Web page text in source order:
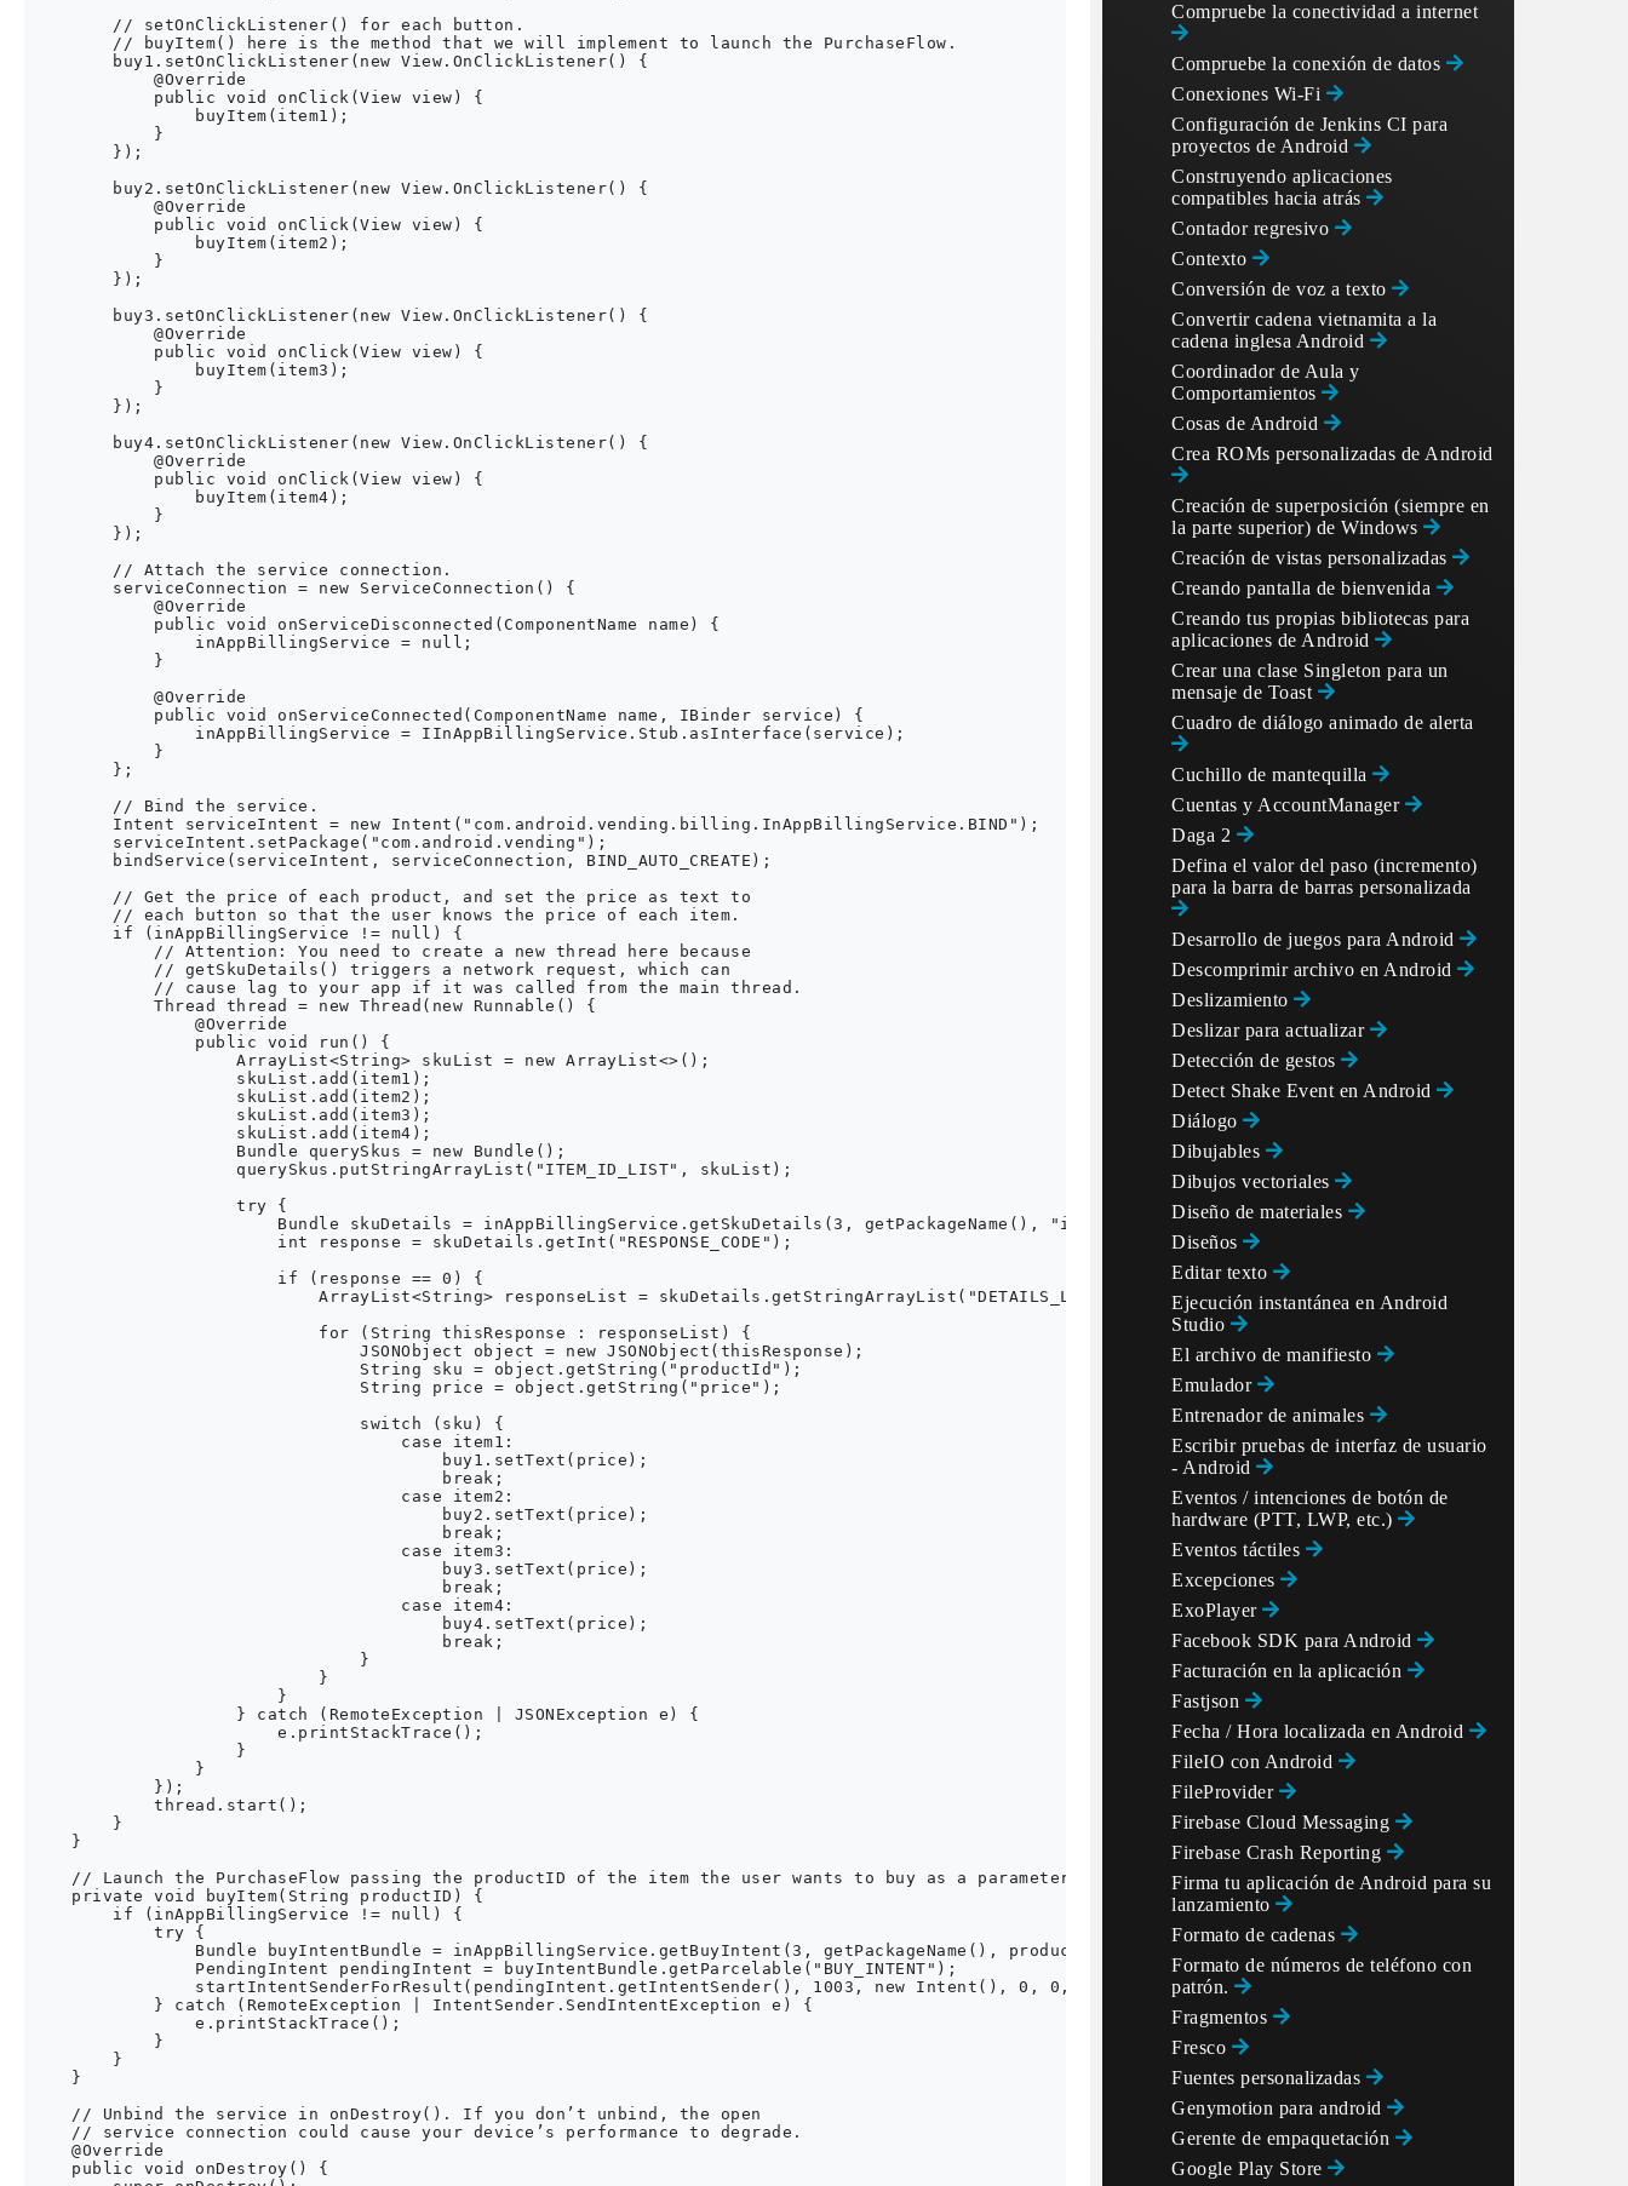
        // setOnClickListener() for each button.
        // buyItem() here is the method that we will implement to launch the PurchaseFlow.
        buy1.setOnClickListener(new View.OnClickListener() {
            @Override
            public void onClick(View view) {
                buyItem(item1);
            }
        });
        buy2.setOnClickListener(new View.OnClickListener() {
            @Override
            public void onClick(View view) {
                buyItem(item2);
            }
        });
        buy3.setOnClickListener(new View.OnClickListener() {
            @Override
            public void onClick(View view) {
                buyItem(item3);
            }
        });
        buy4.setOnClickListener(new View.OnClickListener() {
            @Override
            public void onClick(View view) {
                buyItem(item4);
            }
        });
        // Attach the service connection.
        serviceConnection = new ServiceConnection() {
            @Override
            public void onServiceDisconnected(ComponentName name) {
                inAppBillingService = null;
            }
            @Override
            public void onServiceConnected(ComponentName name, IBinder service) {
                inAppBillingService = IInAppBillingService.Stub.asInterface(service);
            }
        };
        // Bind the service.
        Intent serviceIntent = new Intent("com.android.vending.billing.InAppBillingService.BIND");
        serviceIntent.setPackage("com.android.vending");
        bindService(serviceIntent, serviceConnection, BIND_AUTO_CREATE);
        // Get the price of each product, and set the price as text to
        // each button so that the user knows the price of each item.
        if (inAppBillingService != null) {
            // Attention: You need to create a new thread here because
            // getSkuDetails() triggers a network request, which can
            // cause lag to your app if it was called from the main thread.
            Thread thread = new Thread(new Runnable() {
                @Override
                public void run() {
                    ArrayList<String> skuList = new ArrayList<>();
                    skuList.add(item1);
                    skuList.add(item2);
                    skuList.add(item3);
                    skuList.add(item4);
                    Bundle querySkus = new Bundle();
                    querySkus.putStringArrayList("ITEM_ID_LIST", skuList);
                    try {
                        Bundle skuDetails = inAppBillingService.getSkuDetails(3, getPackageName(), "inapp", querySkus);
                        int response = skuDetails.getInt("RESPONSE_CODE");
                        if (response == 0) {
                            ArrayList<String> responseList = skuDetails.getStringArrayList("DETAILS_LIST");
                            for (String thisResponse : responseList) {
                                JSONObject object = new JSONObject(thisResponse);
                                String sku = object.getString("productId");
                                String price = object.getString("price");
                                switch (sku) {
                                    case item1:
                                        buy1.setText(price);
                                        break;
                                    case item2:
                                        buy2.setText(price);
                                        break;
                                    case item3:
                                        buy3.setText(price);
                                        break;
                                    case item4:
                                        buy4.setText(price);
                                        break;
                                }
                            }
                        }
                    } catch (RemoteException | JSONException e) {
                        e.printStackTrace();
                    }
                }
            });
            thread.start();
        }
    }
    // Launch the PurchaseFlow passing the productID of the item the user wants to buy as a parameter.
    private void buyItem(String productID) {
        if (inAppBillingService != null) {
            try {
Bundle buyIntentBundle = inAppBillingService.getBuyIntent(3, getPackageName(), productID, "inapp", "bGoa+V7g/
                PendingIntent pendingIntent = buyIntentBundle.getParcelable("BUY_INTENT");
                startIntentSenderForResult(pendingIntent.getIntentSender(), 1003, new Intent(), 0, 0, 0);
            } catch (RemoteException | IntentSender.SendIntentException e) {
                e.printStackTrace();
            }
        }
    }
    // Unbind the service in onDestroy(). If you don’t unbind, the open
    // service connection could cause your device’s performance to degrade.
    @Override
    public void onDestroy() {
Compruebe la conectividad a internet
Compruebe la conexión de datos
Conexiones Wi-Fi
Configuración de Jenkins CI para
proyectos de Android
Construyendo aplicaciones
compatibles hacia atrás
Contador regresivo
Contexto
Conversión de voz a texto
Convertir cadena vietnamita a la
cadena inglesa Android
Coordinador de Aula y
Comportamientos
Cosas de Android
Crea ROMs personalizadas de Android
Creación de superposición (siempre en
la parte superior) de Windows
Creación de vistas personalizadas
Creando pantalla de bienvenida
Creando tus propias bibliotecas para
aplicaciones de Android
Crear una clase Singleton para un
mensaje de Toast
Cuadro de diálogo animado de alerta
Cuchillo de mantequilla
Cuentas y AccountManager
Daga 2
Defina el valor del paso (incremento)
para la barra de barras personalizada
Desarrollo de juegos para Android
Descomprimir archivo en Android
Deslizamiento
Deslizar para actualizar
Detección de gestos
Detect Shake Event en Android
Diálogo
Dibujables
Dibujos vectoriales
Diseño de materiales
Diseños
Editar texto
Ejecución instantánea en Android
Studio
El archivo de manifiesto
Emulador
Entrenador de animales
Escribir pruebas de interfaz de usuario
- Android
Eventos / intenciones de botón de
hardware (PTT, LWP, etc.)
Eventos táctiles
Excepciones
ExoPlayer
Facebook SDK para Android
Facturación en la aplicación
Fastjson
Fecha / Hora localizada en Android
FileIO con Android
FileProvider
Firebase Cloud Messaging
Firebase Crash Reporting
Firma tu aplicación de Android para su
lanzamiento
Formato de cadenas
Formato de números de teléfono con
patrón.
Fragmentos
Fresco
Fuentes personalizadas
Genymotion para android
Gerente de empaquetación
Google Play Store